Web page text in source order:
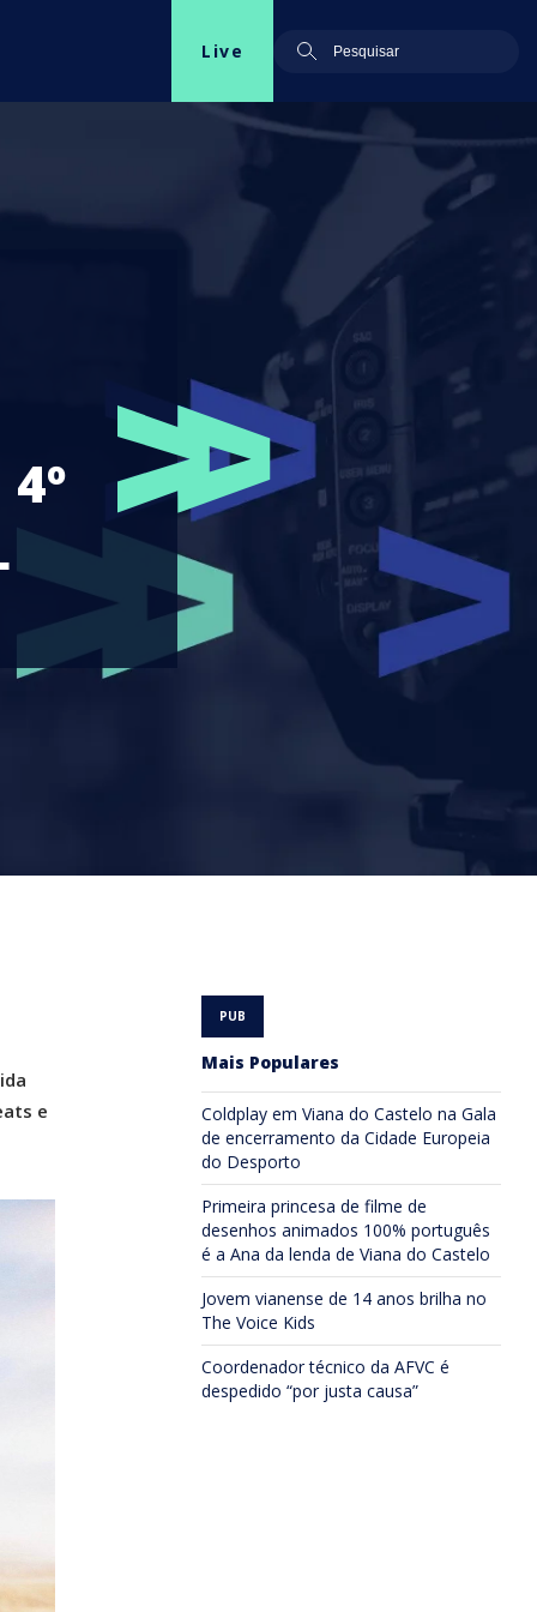
Live
e
Mais Populares
Coldplay em Viana do Castelo na Gala
de encerramento da Cidade Europeia
do Desporto
Primeira princesa de filme de
desenhos animados 100% português
é a Ana da lenda de Viana do Castelo
Jovem vianense de 14 anos brilha no
The Voice Kids
Coordenador técnico da AFVC é
despedido “por justa causa”